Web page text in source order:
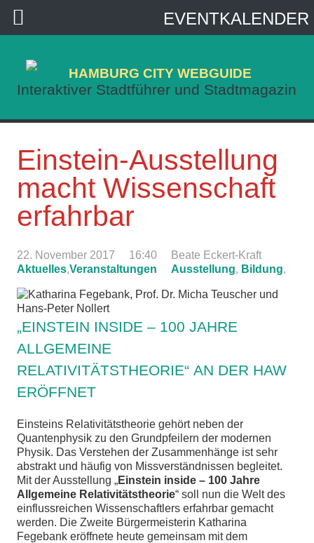
HAMBURG CITY WEBGUIDE
Interaktiver Stadtführer und Stadtmagazin
Einstein-Ausstellung
macht Wissenschaft
erfahrbar
22. November 2017 16:40
Beate Eckert-Kraft
Aktuelles,Veranstaltungen Ausstellung, Bildung,
„EINSTEIN INSIDE – 100 JAHRE
ALLGEMEINE
RELATIVITÄTSTHEORIE“ AN DER HAW
ERÖFFNET
Einsteins Relativitätstheorie gehört neben der
Quantenphysik zu den Grundpfeilern der modernen
Physik. Das Verstehen der Zusammenhänge ist sehr
abstrakt und häufig von Missverständnissen begleitet.
Mit der Ausstellung „Einstein inside – 100 Jahre
Allgemeine Relativitätstheorie“ soll nun die Welt des
einflussreichen Wissenschaftlers erfahrbar gemacht
werden. Die Zweite Bürgermeisterin Katharina
Fegebank eröffnete heute gemeinsam mit dem
EVENTKALENDER